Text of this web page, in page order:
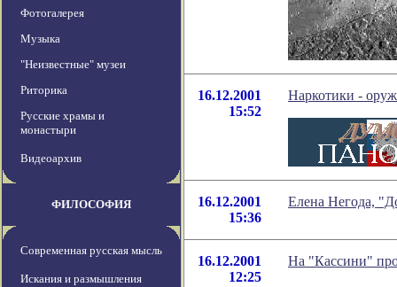
Фотогалерея
Музыка
"Неизвестные" музеи
Риторика
Русские храмы и
монастыри
Видеоархив
ФИЛОСОФИЯ
Современная русская мысль
Искания и размышления
16.12.2001
15:52
Наркотики -
16.12.2001
15:36
Елена Негода,
16.12.2001
12:25
На "Кассини"